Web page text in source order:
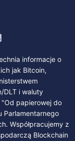
informacje o
jak Bitcoin,
DLT i waluty
papierowej do
Parlamentarnego
Współpracujemy z
Blockchain